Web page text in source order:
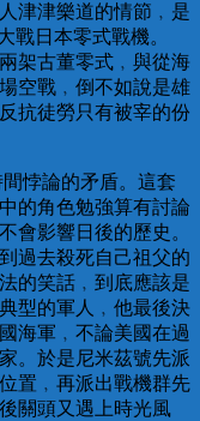
津津樂道的情節﹐是
戰日本零式戰機。
架古董零式﹐與從海
空戰﹐倒不如說是雄
抗徒勞只有被宰的份
悖論的矛盾。這套
的角色勉強算有討論
會影響日後的歷史。
過去殺死自己祖父的
的笑話﹐到底應該是
型的軍人﹐他最後決
海軍﹐不論美國在過
。於是尼米茲號先派
置﹐再派出戰機群先
關頭又遇上時光風